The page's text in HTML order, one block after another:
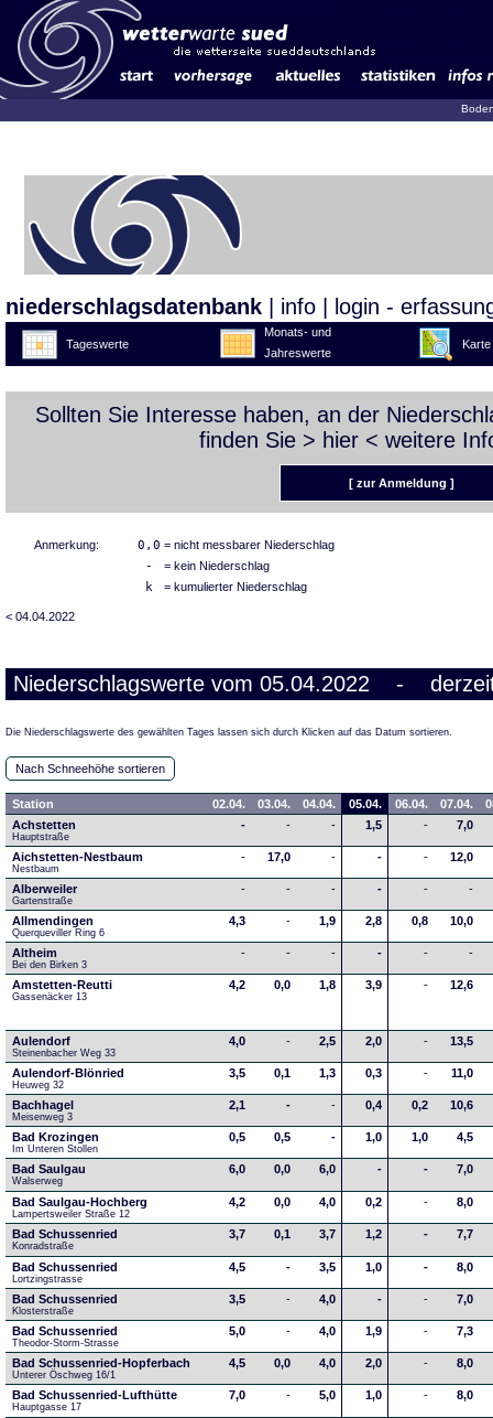
niederschlagsdatenbank info login -
Tageswerte
Monats- und
Jahreswerte
Karte
Sollten Sie Interesse haben, an der
finden Sie > hier < weitere
[ zur Anmeldung ]
Anmerkung: 0,0 = nicht messbarer Niederschlag
- = kein Niederschlag
k = kumulierter Niederschlag
< 04.04.2022
Niederschlagswerte vom 05.04.2022 -
Die Niederschlagswerte des gewählten Tages lassen sich durch Klicken auf das Datum sortieren.
Nach Schneehöhe sortieren
Station 02.04. 03.04. 04.04. 05.04. 06.04. 07.04.
Achstetten
Hauptstraße
- - - 1,5 - 7,0
Aichstetten-Nestbaum
Nestbaum
- 17,0 - - - 12,0
Alberweiler
Gartenstraße
- - - - - -
Allmendingen
Querqueviller Ring 6
4,3 - 1,9 2,8 0,8 10,0
Altheim
Bei den Birken 3
- - - - - -
Amstetten-Reutti
Gassenäcker 13
4,2 0,0 1,8 3,9 - 12,6
Aulendorf
Steinenbacher Weg 33
4,0 - 2,5 2,0 - 13,5
Aulendorf-Blönried
Heuweg 32
3,5 0,1 1,3 0,3 - 11,0
Bachhagel
Meisenweg 3
2,1 - - 0,4 0,2 10,6
Bad Krozingen
Im Unteren Stollen
0,5 0,5 - 1,0 1,0 4,5
Bad Saulgau
Walserweg
6,0 0,0 6,0 - - 7,0
Bad Saulgau-Hochberg
Lampertsweiler Straße 12
4,2 0,0 4,0 0,2 - 8,0
Bad Schussenried
Konradstraße
3,7 0,1 3,7 1,2 - 7,7
Bad Schussenried
Lortzingstrasse
4,5 - 3,5 1,0 - 8,0
Bad Schussenried
Klosterstraße
3,5 - 4,0 - - 7,0
Bad Schussenried
Theodor-Storm-Strasse
5,0 - 4,0 1,9 - 7,3
Bad Schussenried-Hopferbach
Unterer Öschweg 16/1
4,5 0,0 4,0 2,0 - 8,0
Bad Schussenried-Lufthütte
Hauptgasse 17
7,0 - 5,0 1,0 - 8,0